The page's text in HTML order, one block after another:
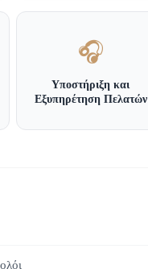
🎧
Υποστήριξη και
Εξυπηρέτηση Πελατών